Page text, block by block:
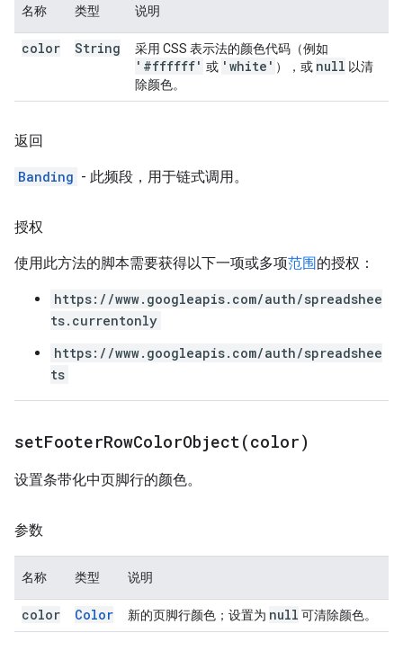
名称 类型 说明
color String 采用 CSS 表示法的颜色代码（例如
'#ffffff' 或 'white' ），或 null 以清
除颜色。
返回
Banding - 此频段，用于链式调用。
授权
使用此方法的脚本需要获得以下一项或多项范围的授权：
https://www.googleapis.com/auth/spreadshee
ts.currentonly
https://www.googleapis.com/auth/spreadshee
ts
setFooterRowColorObject(color)
设置条带化中页脚行的颜色。
参数
名称 类型 说明
color Color 新的页脚行颜色；设置为 null 可清除颜色。